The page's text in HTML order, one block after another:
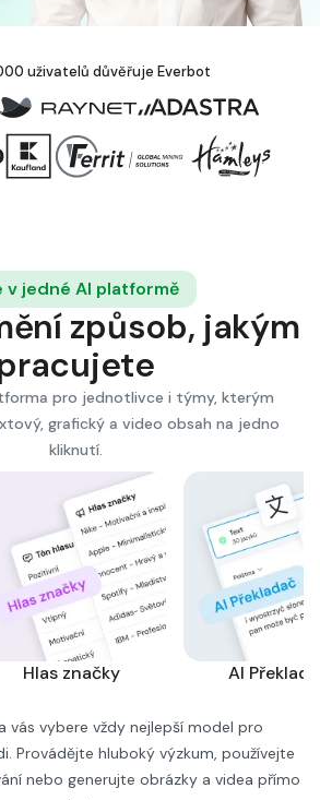
uživatelů důvěřuje Everbot
v jedné AI platformě
způsob, jakým
pro jednotlivce i týmy, kterým
grafický a video obsah na jedno
kliknutí.
AI Asistenti
vás vybere vždy nejlepší model pro
Provádějte hluboký výzkum, používejte
nebo generujte obrázky a videa přímo